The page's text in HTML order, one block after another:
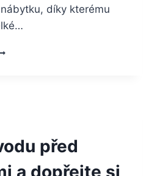
díky kterému
před
a dopřejte si